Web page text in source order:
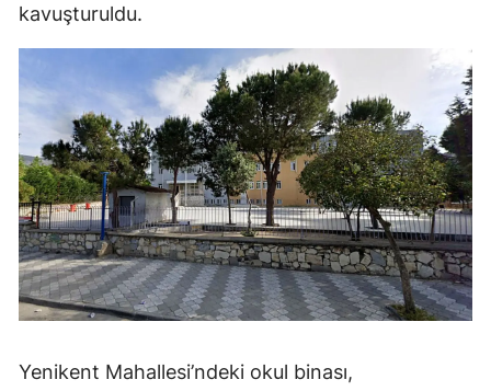
kavuşturuldu.
Yenikent Mahallesi’ndeki okul binası,